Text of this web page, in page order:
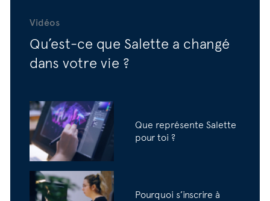
Vidéos
Qu’est-ce que Salette a changé
dans votre vie ?
Que représente Salette
pour toi ?
Pourquoi s’inscrire à